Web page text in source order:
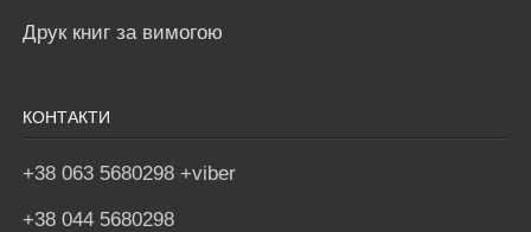
Друк книг за вимогою
КОНТАКТИ
+38 063 5680298 +viber
+38 044 5680298